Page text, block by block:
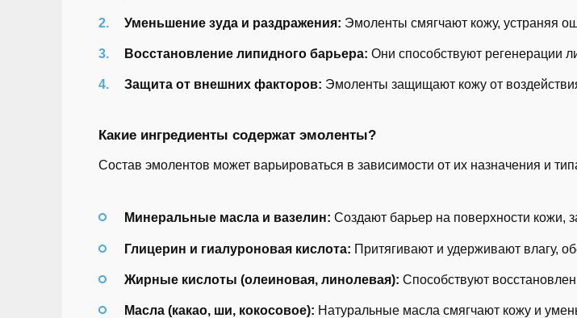
Уменьшение зуда и раздражения: Эмоленты смягчают кожу, устраняя
Восстановление липидного барьера: Они способствуют регенерации
Защита от внешних факторов: Эмоленты защищают кожу от
Какие ингредиенты содержат эмоленты?
Состав эмолентов может варьироваться в зависимости от их назначения и
Минеральные масла и вазелин: Создают барьер на поверхности кожи,
Глицерин и гиалуроновая кислота: Притягивают и удерживают влагу,
Жирные кислоты (олеиновая, линолевая): Способствуют
Масла (какао, ши, кокосовое): Натуральные масла смягчают кожу и